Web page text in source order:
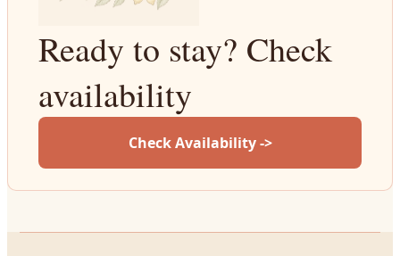
Ready to stay? Check
availability
Check Availability ->